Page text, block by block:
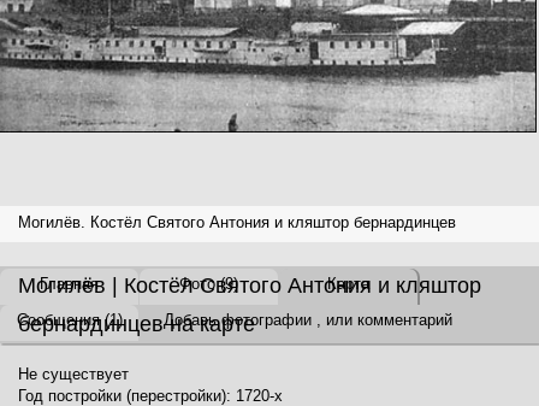
Могилёв. Костёл Святого Антония и кляштор бернардинцев
Могилёв | Костёл Святого Антония и кляштор
бернардинцев на карте
Главная Фото (9)
Карта
Сообщения (1)
Добавьфотографии , или комментарий
Не существует
Год постройки (перестройки): 1720-x